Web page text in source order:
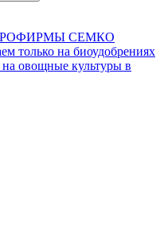
СЕМКО
только на биоудобрениях
овощные культуры в